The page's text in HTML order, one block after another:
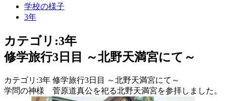
学校の様子
3年
カテゴリ:3年
修学旅行3日目 ～北野天満宮にて～
カテゴリ:3年 修学旅行3日目 ～北野天満宮にて～
学問の神様 菅原道真公を祀る北野天満宮を参拝しました。